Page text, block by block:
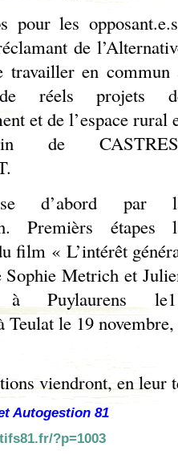
pour les
de
travailler en commun
réels projets
et de l’espace rural
de
d’abord par
Premièrs étapes
film « L’intérêt
Sophie Metrich et
Puylaurens
Teulat le 19
viendront, en leur
Autogestion 81
?p=1003